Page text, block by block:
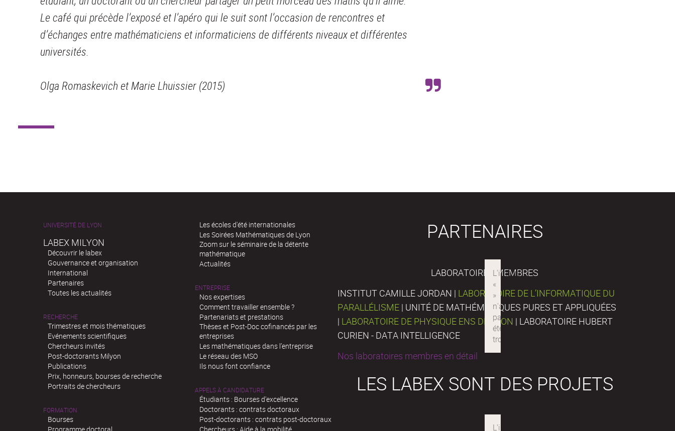
Le café qui précède l’exposé et l’apéro qui le suit sont l’occasion de rencontres et
d’échanges entre mathématiciens et informaticiens de différents niveaux et différentes
universités.
Olga Romaskevich et Marie Lhuissier (2015)
UNIVERSITÉ DE LYON
LABEX MILYON
Découvrir le labex
Gouvernance et organisation
International
Partenaires
Toutes les actualités
RECHERCHE
Trimestres et mois thématiques
Evénements scientifiques
Chercheurs invités
Post-doctorants Milyon
Publications
Prix, honneurs, bourses de recherche
Portraits de chercheurs
FORMATION
Bourses
Les écoles d'été internationales
Les Soirées Mathématiques de Lyon
Zoom sur le séminaire de la détente
mathématique
Actualités
ENTREPRISE
Nos expertises
Comment travailler ensemble ?
Partenariats et prestations
Thèses et Post-Doc cofinancés par les
entreprises
Les mathématiques dans l’entreprise
Le réseau des MSO
Ils nous font confiance
APPELS À CANDIDATURE
Étudiants : Bourses d'excellence
Doctorants : contrats doctoraux
Post-doctorants : contrats post-doctoraux
PARTENAIRES
LABORATOIRES MEMBRES
INSTITUT CAMILLE JORDAN | LABORATOIRE DE L’INFORMATIQUE DU
PARALLÉLISME | UNITÉ DE MATHÉMATIQUES PURES ET APPLIQUÉES
| LABORATOIRE DE PHYSIQUE ENS DE LYON | LABORATOIRE HUBERT
CURIEN - DATA INTELLIGENCE
Nos laboratoires membres en détail
LES LABEX SONT DES PROJETS